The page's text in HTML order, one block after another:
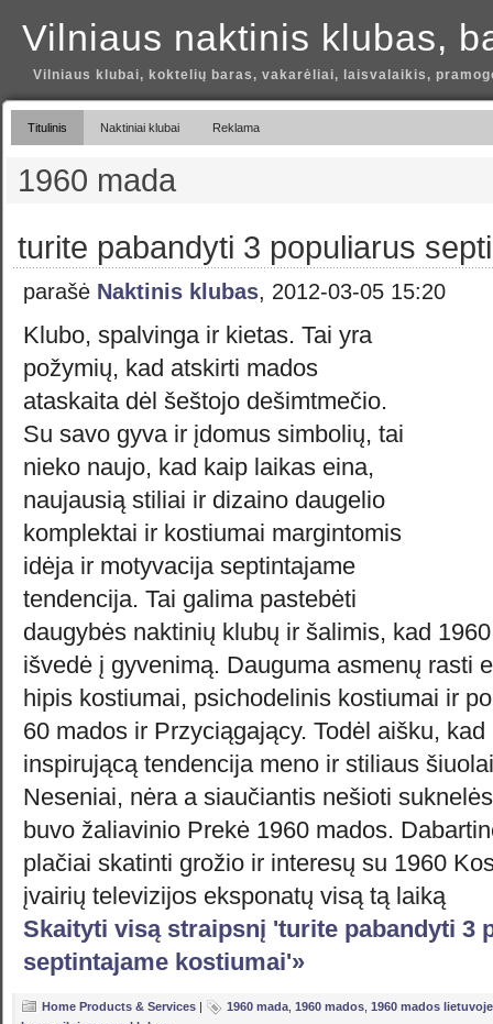
Vilniaus naktinis klubas,
Vilniaus klubai, koktelių baras, vakarėliai, laisvalaikis,
Titulinis Naktiniai klubai Reklama
1960 mada
turite pabandyti 3 populiarus
parašė Naktinis klubas, 2012-03-05 15:20
Klubo, spalvinga ir kietas. Tai yra
požymių, kad atskirti mados
ataskaita dėl šeštojo dešimtmečio.
Su savo gyva ir įdomus simbolių, tai
nieko naujo, kad kaip laikas eina,
naujausią stiliai ir dizaino daugelio
komplektai ir kostiumai margintomis
idėja ir motyvacija septintajame
tendencija. Tai galima pastebėti
daugybės naktinių klubų ir šalimis, kad
išvedė į gyvenimą. Dauguma asmenų rasti
hipis kostiumai, psichodelinis kostiumai ir
60 mados ir Przyciągający. Todėl aišku,
inspirującą tendencija meno ir stiliaus
Neseniai, nėra a siaučiantis nešioti
buvo žaliavinio Prekė 1960 mados.
plačiai skatinti grožio ir interesų su 1960
įvairių televizijos eksponatų visą tą laiką
Skaityti visą straipsnį 'turite pabandyti 3
septintajame kostiumai'»
Home Products & Services | 1960 mada 1960 mados 1960 mados lietuvoje